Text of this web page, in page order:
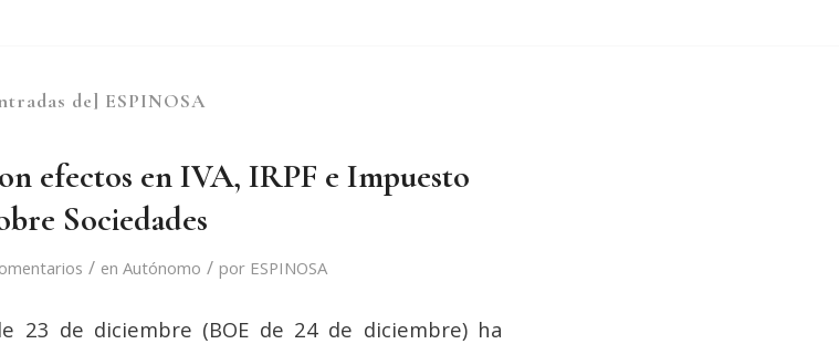
de] ESPINOSA
efectos en IVA, IRPF e Impuesto
Sociedades
/ en Autónomo / por ESPINOSA
23 de diciembre (BOE de 24 de diciembre) ha